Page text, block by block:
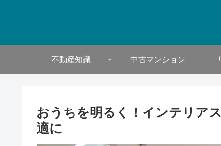
不動産知識 中古マンション
おうちを明るく！インテリア
適に